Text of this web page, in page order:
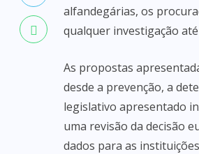
alfandegárias, os
qualquer investigação
As propostas
desde a prevenção, a
legislativo apresentado
uma revisão da decisão
dados para as